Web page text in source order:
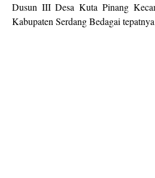
Dusun III Desa Kuta Pinang
Kabupaten Serdang Bedagai